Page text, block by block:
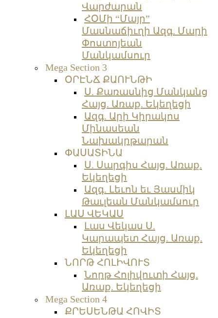
Վարժարան
ՀՕՄի “Մայր”
Մասնաճիւղի Ազգ. Մարի
Փոստոյեան
Մանկամսուր
Mega Section 3
ՕՐԷՆՃ ՔԱՈՒՆԹԻ
Ս. Քառասնից Մանկանց
Հայց. Առաք. Եկեղեցի
Ազգ. Արի Կիրակոս
Մինասեան
Նախակրթարան
ՓԱՍԱՏԻՆԱ
Ս. Սարգիս Հայց. Առաք.
Եկեղեցի
Ազգ. Լեւոն եւ Յասմիկ
Թաւլեան Մանկամսուր
ԼԱՍ ՎԵԿԱՍ
Լաս Վեկաս Ս.
Կարապետ Հայց. Առաք.
Եկեղեցի
ՆՈՐԹ ՀՈԼԻՎՈՒՏ
Նորթ Հոլիվուտի Հայց.
Առաք. Եկեղեցի
Mega Section 4
ՔՐԵՍԵՆԹԱ ՀՈՎԻՏ